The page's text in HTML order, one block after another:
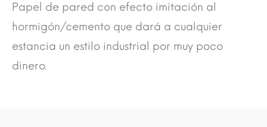
Papel de pared con efecto imitación al
hormigón/cemento que dará a cualquier
estancia un estilo industrial por muy poco
dinero.